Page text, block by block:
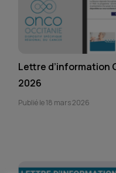
Lettre d’information
2026
Publié le 18 mars 2026